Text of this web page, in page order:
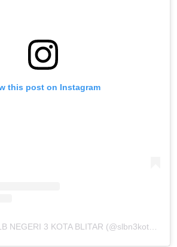
this post on Instagram
A post shared by SLB NEGERI 3 KOTA BLITAR (@slbn3kotablitar)